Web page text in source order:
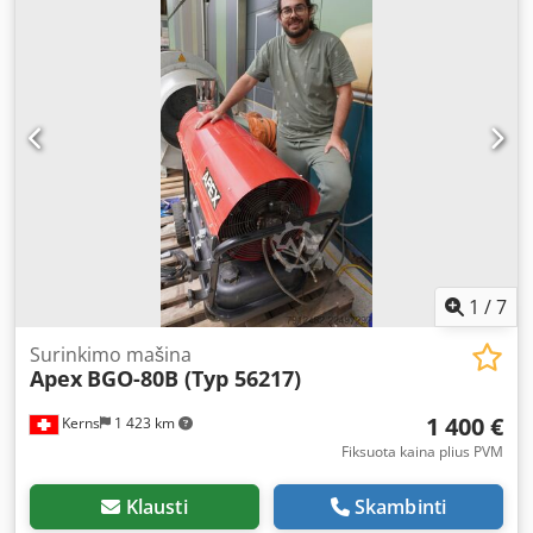
während der Probenbearbeitung. -
Einbalsamierungsverfahren: Liefert zuverlässigen Druck
und Vakuum für Flüssigkeitstransfers. - IVF-Behandlungen:
Schafft eine saubere, kontrollierte Umgebung für
empfindliche biologische Prozesse. - Ersatz für
Wasserstrahlpumpen: Zuverlässige Alternative für
allgemeine Laboranwendungen. - Absaugung und
Filtration: Effektiv für das Entfernen von Partikeln und
Verunreinigungen aus Proben. - Kosmetische
Behandlungen: Verwendung für Vakuum-Anwendungen im
Bereich der Schönheitsbehandlungen.
and Inca Professional V6 (Additional cost: €8,000) Probe
head: Renishaw PH10T Optionally with probing system
(change rack optional): - Renishaw TP200 - Renishaw TP20
Optional at extra cost: - Probe change rack SCR200 or
MCR20 (depending on probe) - New PH10T Plus or M Plus
and TP200/20 (upgrade) - Bilz pneumatic vibration isolation
Optional setup, calibration, and training (plus travel
expenses) Includes 3-month warranty on machine and
probe (excluding travel costs)
1 /7
Kerns 1 423 km
Surinkimo mašina
Apex BGO-80B (Typ 56217)
1 400 €
Fiksuota kaina plius PVM
Klausti Skambinti